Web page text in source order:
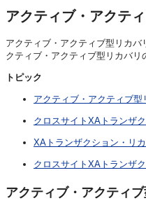
アクティブ・アクテ
アクティブ・アクティブ型リカ
クティブ・アクティブ型リカバ
トピック
アクティブ・アクティブ
クロスサイトXAトランザ
XAトランザクション・リ
クロスサイトXAトランザ
アクティブ・アクティ